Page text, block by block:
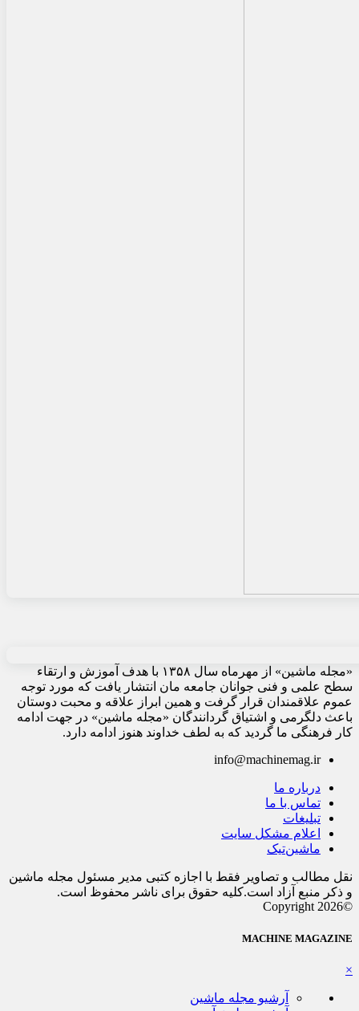
«مجله ماشین» از مهرماه سال ۱۳۵۸ با هدف آموزش و ارتقاء
سطح علمی و فنی جوانان جامعه مان انتشار یافت که مورد توجه
عموم علاقمندان قرار گرفت و همین ابراز علاقه و محبت دوستان
باعث دلگرمی و اشتیاق گردانندگان «مجله ماشین» در جهت ادامه
کار فرهنگی ما گردید که به لطف خداوند هنوز ادامه دارد.
info@machinemag.ir
درباره ما
تماس با ما
تبلیغات
اعلام مشکل سایت
ماشین‌تیک
نقل مطالب و تصاویر فقط با اجازه کتبی مدیر مسئول مجله ماشین
و ذکر منبع آزاد است.کلیه حقوق برای ناشر محفوظ است.
©Copyright 2026
MACHINE MAGAZINE
×
آرشیو مجله ماشین